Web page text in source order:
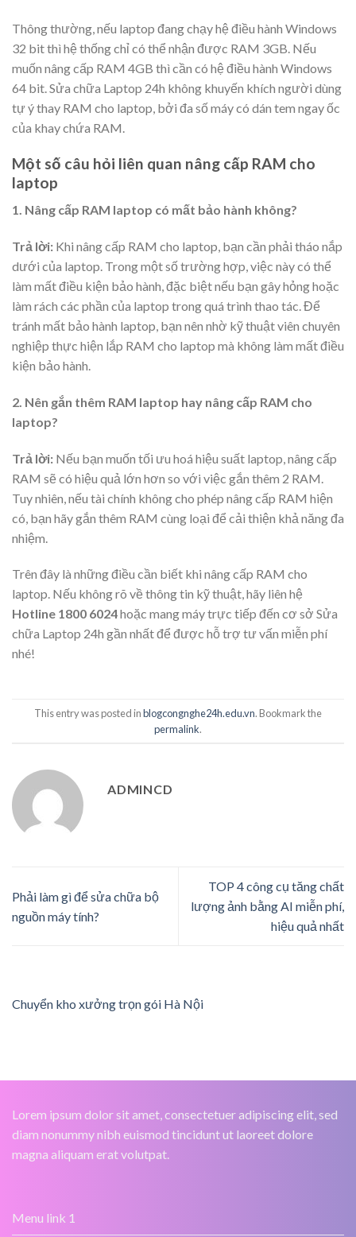
Thông thường, nếu laptop đang chạy hệ điều hành Windows
32 bit thì hệ thống chỉ có thể nhận được RAM 3GB. Nếu
muốn nâng cấp RAM 4GB thì cần có hệ điều hành Windows
64 bit. Sửa chữa Laptop 24h không khuyến khích người dùng
tự ý thay RAM cho laptop, bởi đa số máy có dán tem ngay ốc
của khay chứa RAM.
Một số câu hỏi liên quan nâng cấp RAM cho
laptop
1. Nâng cấp RAM laptop có mất bảo hành không?
Trả lời: Khi nâng cấp RAM cho laptop, bạn cần phải tháo nắp
dưới của laptop. Trong một số trường hợp, việc này có thể
làm mất điều kiện bảo hành, đặc biệt nếu bạn gây hỏng hoặc
làm rách các phần của laptop trong quá trình thao tác. Để
tránh mất bảo hành laptop, bạn nên nhờ kỹ thuật viên chuyên
nghiệp thực hiện lắp RAM cho laptop mà không làm mất điều
kiện bảo hành.
2. Nên gắn thêm RAM laptop hay nâng cấp RAM cho
laptop?
Trả lời: Nếu bạn muốn tối ưu hoá hiệu suất laptop, nâng cấp
RAM sẽ có hiệu quả lớn hơn so với việc gắn thêm 2 RAM.
Tuy nhiên, nếu tài chính không cho phép nâng cấp RAM hiện
có, bạn hãy gắn thêm RAM cùng loại để cải thiện khả năng đa
nhiệm.
Trên đây là những điều cần biết khi nâng cấp RAM cho
laptop. Nếu không rõ về thông tin kỹ thuật, hãy liên hệ
Hotline 1800 6024hoặc mang máy trực tiếp đến cơ sở Sửa
chữa Laptop 24h gần nhất để được hỗ trợ tư vấn miễn phí
nhé!
This entry was posted inblogcongnghe24h.edu.vn. Bookmark the
permalink.
ADMINCD
Phải làm gì để sửa chữa bộ
nguồn máy tính?
TOP 4 công cụ tăng chất
lượng ảnh bằng AI miễn phí,
hiệu quả nhất
Chuyển kho xưởng trọn gói Hà Nội
Lorem ipsum dolor sit amet, consectetuer adipiscing elit, sed
diam nonummy nibh euismod tincidunt ut laoreet dolore
magna aliquam erat volutpat.
Menu link 1